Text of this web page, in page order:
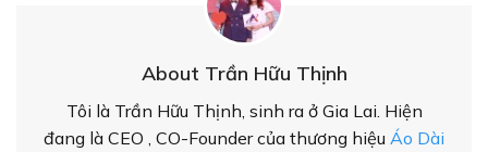
About Trần Hữu Thịnh
Tôi là Trần Hữu Thịnh, sinh ra ở Gia Lai. Hiện
đang là CEO , CO-Founder của thương hiệu Áo Dài